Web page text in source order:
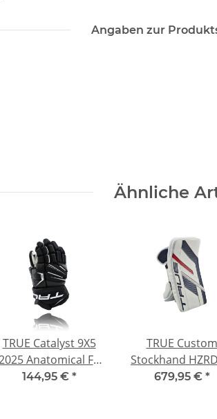
Angaben zur
Ähnliche
TRUE Catalyst 9X5
Anatomical Fit
JR
144,95 € *
TRUE Custom
Stockhand
PX4
679,95 € *